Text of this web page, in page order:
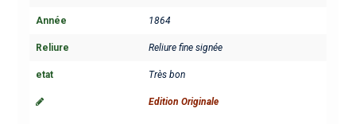
Année 1864
Reliure Reliure fine signée
etat Très bon
Edition Originale